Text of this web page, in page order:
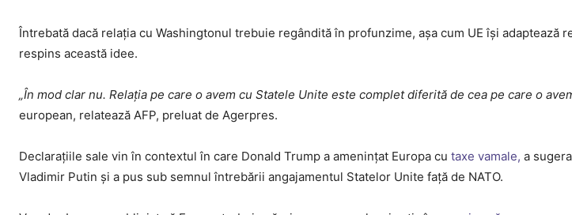
Întrebată dacă relația cu Washingtonul trebuie regândită în profunzime, așa cum UE își adaptează
respins această idee.
„În mod clar nu. Relația pe care o avem cu Statele Unite este complet diferită de cea pe care o
european, relatează AFP, preluat de Agerpres.
Declarațiile sale vin în contextul în care Donald Trump a amenințat Europa cu taxe vamale, a
Vladimir Putin și a pus sub semnul întrebării angajamentul Statelor Unite față de NATO.